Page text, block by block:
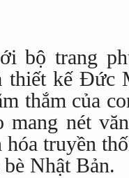
bộ trang
thiết kế Đức
thắm của
mang nét
hóa truyền
Nhật Bản.